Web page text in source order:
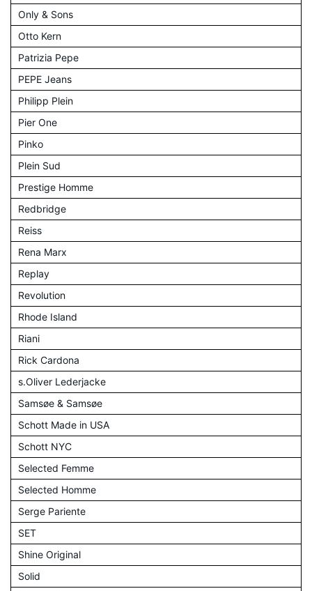
Only & Sons
Otto Kern
Patrizia Pepe
PEPE Jeans
Philipp Plein
Pier One
Pinko
Plein Sud
Prestige Homme
Redbridge
Reiss
Rena Marx
Replay
Revolution
Rhode Island
Riani
Rick Cardona
s.Oliver Lederjacke
Samsøe & Samsøe
Schott Made in USA
Schott NYC
Selected Femme
Selected Homme
Serge Pariente
SET
Shine Original
Solid